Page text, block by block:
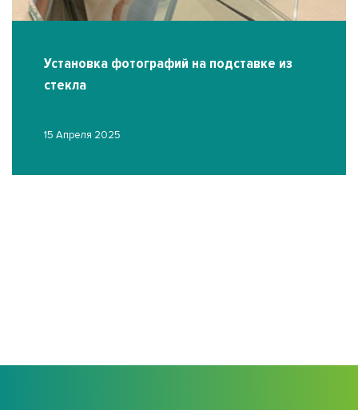
Установка фотографий на подставке из
стекла
15 Апреля 2025